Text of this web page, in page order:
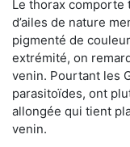
Le thorax comporte
d’ailes de nature
pigmenté de
extrémité, on
venin. Pourtant les
parasitoïdes, ont
allongée qui tient
venin.